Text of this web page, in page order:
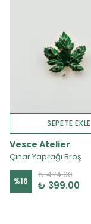
SEPETE EKLE
Vesce Atelier
Çınar Yaprağı Broş
%16
₺ 474.00
₺ 399.00